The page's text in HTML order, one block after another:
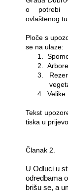
o potrebi
ovlaštenog
Ploče s
se na ulaze:
1.
2.
3.
4.
Tekst
tiska u
Članak 2.
U Odluci u
odredbama
brišu se, a